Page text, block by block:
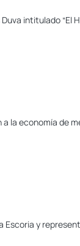
intitulado “El
a la economía de
Escoria y